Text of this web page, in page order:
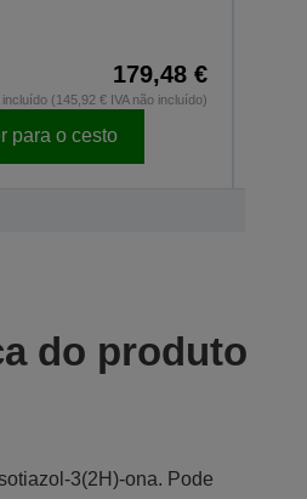
179,48 €
incluído (145,92 € IVA não incluído)
para o cesto
do produto
3(2H)-ona. Pode